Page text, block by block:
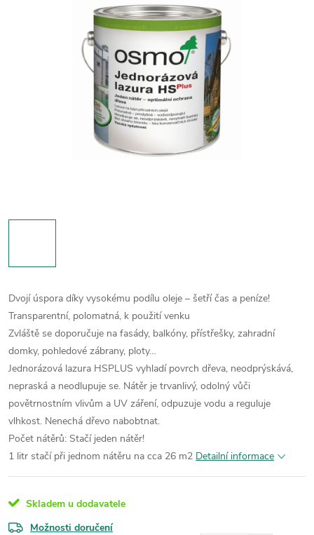
Dvojí úspora díky vysokému podílu oleje – šetří čas a peníze!
Transparentní, polomatná, k použití venku
Zvláště se doporučuje na fasády, balkóny, přístřešky, zahradní
domky, pohledové zábrany, ploty…
Jednorázová lazura HSPLUS vyhladí povrch dřeva, neodprýskává,
nepraská a neodlupuje se. Nátěr je trvanlivý, odolný vůči
povětrnostním vlivům a UV záření, odpuzuje vodu a reguluje
vlhkost. Nenechá dřevo nabobtnat.
Počet nátěrů: Stačí jeden nátěr!
1 litr stačí při jednom nátěru na cca 26 m2 Detailní informace
Skladem u dodavatele
Možnosti doručení